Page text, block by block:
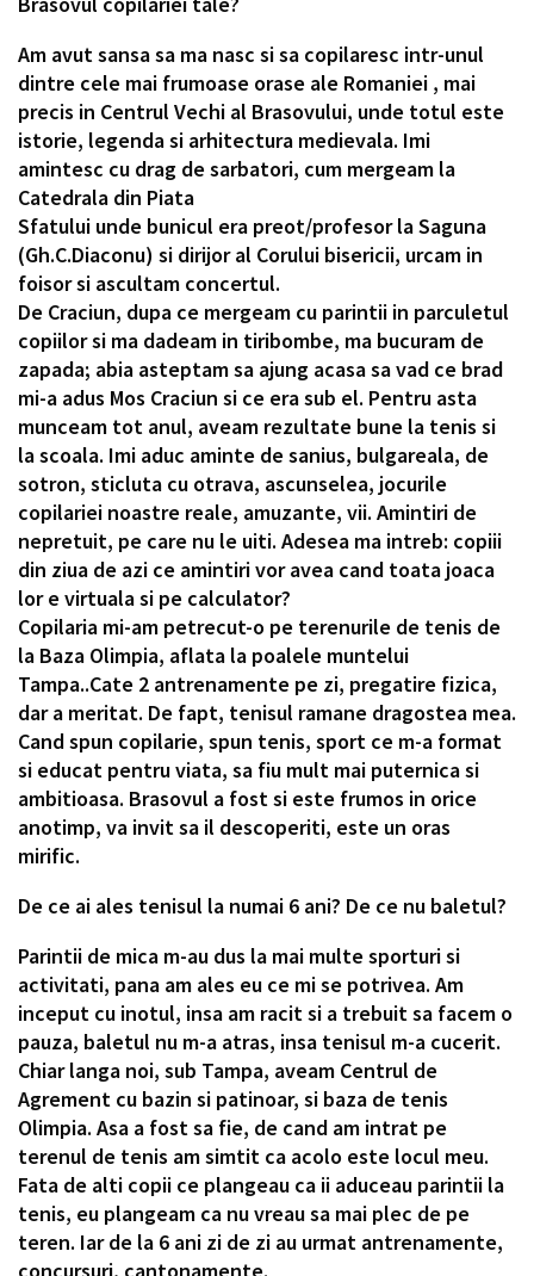
Am avut sansa sa ma nasc si sa copilaresc intr-unul
dintre cele mai frumoase orase ale Romaniei , mai
precis in Centrul Vechi al Brasovului, unde totul este
istorie, legenda si arhitectura medievala. Imi
amintesc cu drag de sarbatori, cum mergeam la
Catedrala din Piata
Sfatului unde bunicul era preot/profesor la Saguna
(Gh.C.Diaconu) si dirijor al Corului bisericii, urcam in
foisor si ascultam concertul.
De Craciun, dupa ce mergeam cu parintii in parculetul
copiilor si ma dadeam in tiribombe, ma bucuram de
zapada; abia asteptam sa ajung acasa sa vad ce brad
mi-a adus Mos Craciun si ce era sub el. Pentru asta
munceam tot anul, aveam rezultate bune la tenis si
la scoala. Imi aduc aminte de sanius, bulgareala, de
sotron, sticluta cu otrava, ascunselea, jocurile
copilariei noastre reale, amuzante, vii. Amintiri de
nepretuit, pe care nu le uiti. Adesea ma intreb: copiii
din ziua de azi ce amintiri vor avea cand toata joaca
lor e virtuala si pe calculator?
Copilaria mi-am petrecut-o pe terenurile de tenis de
la Baza Olimpia, aflata la poalele muntelui
Tampa..Cate 2 antrenamente pe zi, pregatire fizica,
dar a meritat. De fapt, tenisul ramane dragostea mea.
Cand spun copilarie, spun tenis, sport ce m-a format
si educat pentru viata, sa fiu mult mai puternica si
ambitioasa. Brasovul a fost si este frumos in orice
anotimp, va invit sa il descoperiti, este un oras
mirific.
De ce ai ales tenisul la numai 6 ani? De ce nu baletul?
Parintii de mica m-au dus la mai multe sporturi si
activitati, pana am ales eu ce mi se potrivea. Am
inceput cu inotul, insa am racit si a trebuit sa facem o
pauza, baletul nu m-a atras, insa tenisul m-a cucerit.
Chiar langa noi, sub Tampa, aveam Centrul de
Agrement cu bazin si patinoar, si baza de tenis
Olimpia. Asa a fost sa fie, de cand am intrat pe
terenul de tenis am simtit ca acolo este locul meu.
Fata de alti copii ce plangeau ca ii aduceau parintii la
tenis, eu plangeam ca nu vreau sa mai plec de pe
teren. Iar de la 6 ani zi de zi au urmat antrenamente,